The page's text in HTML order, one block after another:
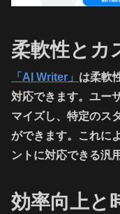
柔軟性とカ
「AI Writer」 は柔軟
対応できます。ユー
マイズし、特定のス
ができます。これに
ントに対応できる汎
効率向上と